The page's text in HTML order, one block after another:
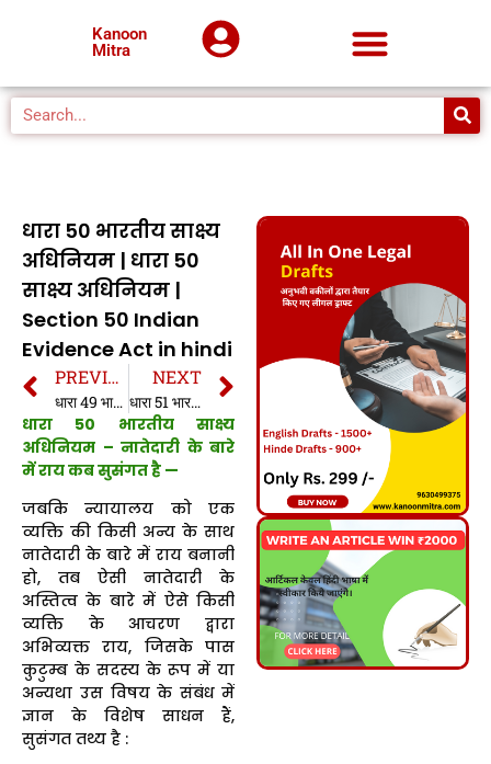
Kanoon
Mitra
धारा 50 भारतीय साक्ष्य
अधिनियम | धारा 50
साक्ष्य अधिनियम |
Section 50 Indian
Evidence Act in hindi
PREVIOUS
धारा 49 भारतीय साक्ष्य अधिनियम | धारा 49 साक्ष्य अधिनियम | Section 49 Indian Evidence Act in hindi
NEXT
धारा 51 भारतीय साक्ष्य अधिनियम | धारा 51 साक्ष्य अधिनियम | Section 51 Indian Evidence Act in hindi
धारा 50 भारतीय साक्ष्य
अधिनियम – नातेदारी के बारे
में राय कब सुसंगत है —
जबकि न्यायालय को एक
व्यक्ति की किसी अन्य के साथ
नातेदारी के बारे में राय बनानी
हो, तब ऐसी नातेदारी के
अस्तित्व के बारे में ऐसे किसी
व्यक्ति के आचरण द्वारा
अभिव्यक्त राय, जिसके पास
कुटुम्ब के सदस्य के रूप में या
अन्यथा उस विषय के संबंध में
ज्ञान के विशेष साधन हैं,
सुसंगत तथ्य है :